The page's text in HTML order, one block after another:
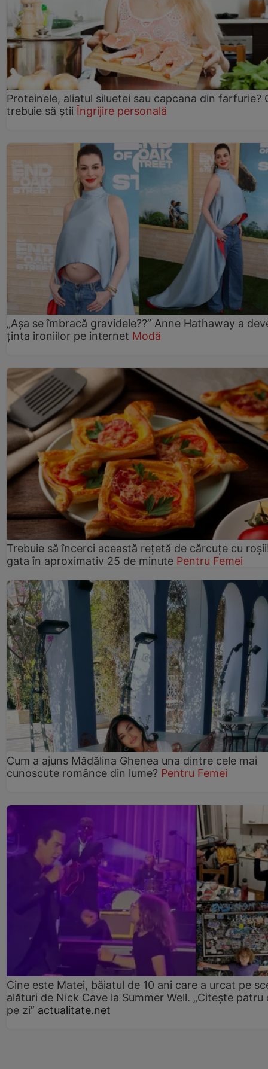
Proteinele, aliatul siluetei sau capcana din farfurie?
trebuie să știi Îngrijire personală
„Așa se îmbracă gravidele??” Anne Hathaway a
ținta ironiilor pe internet Modă
Trebuie să încerci această rețetă de cărcuțe cu
gata în aproximativ 25 de minute Pentru Femei
Cum a ajuns Mădălina Ghenea una dintre cele mai
cunoscute românce din lume? Pentru Femei
Cine este Matei, băiatul de 10 ani care a urcat pe
alături de Nick Cave la Summer Well. „Citește patru
pe zi” actualitate.net